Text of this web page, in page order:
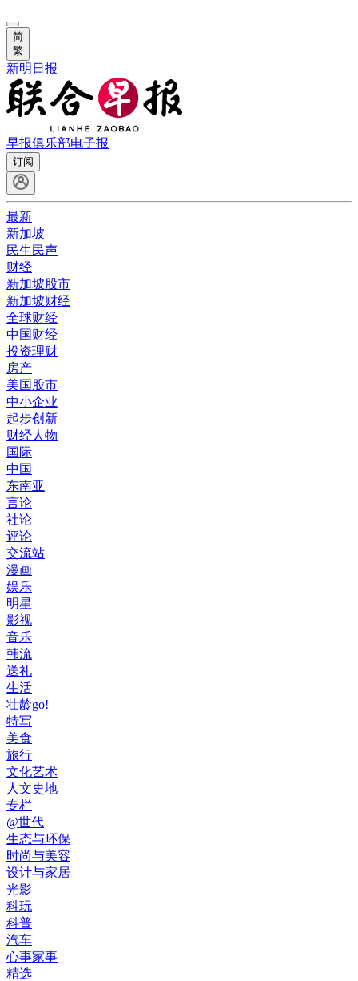
简
繁
新明日报
早报俱乐部电子报
订阅
最新
新加坡
民生民声
财经
新加坡股市
新加坡财经
全球财经
中国财经
投资理财
房产
美国股市
中小企业
起步创新
财经人物
国际
中国
东南亚
言论
社论
评论
交流站
漫画
娱乐
明星
影视
音乐
韩流
送礼
生活
壮龄go!
特写
美食
旅行
文化艺术
人文史地
专栏
@世代
生态与环保
时尚与美容
设计与家居
光影
科玩
科普
汽车
心事家事
精选